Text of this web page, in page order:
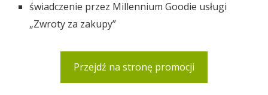
świadczenie przez Millennium Goodie usługi
„Zwroty za zakupy”
Przejdź na stronę promocji